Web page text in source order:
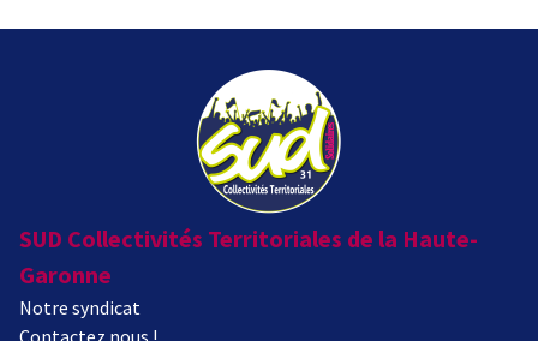
SUD Collectivités Territoriales de la Haute-
Garonne
Notre syndicat